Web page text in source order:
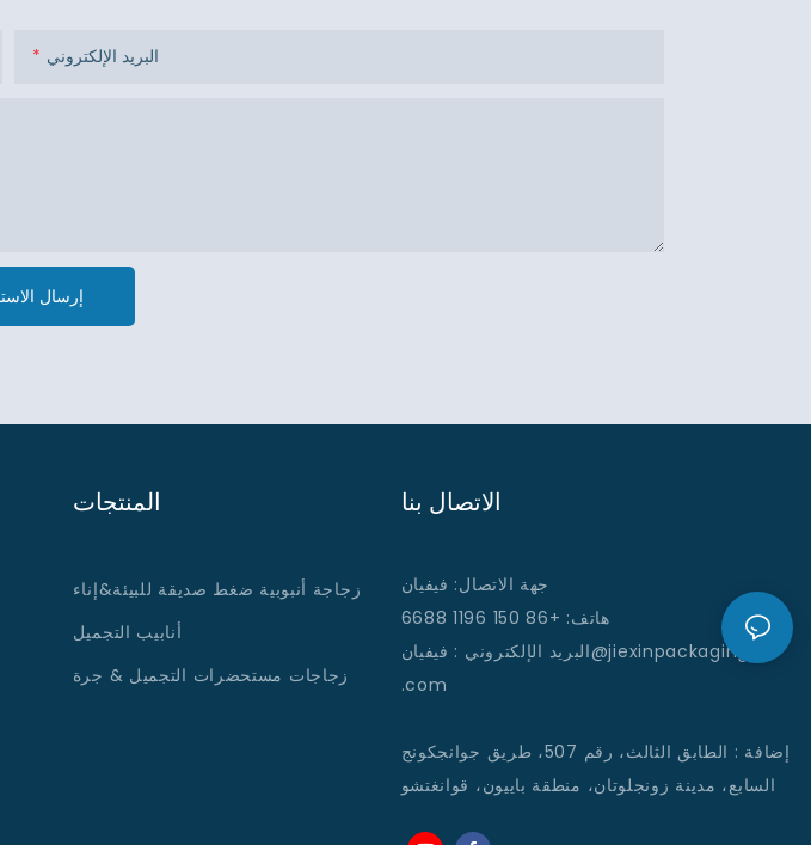
البريد الإلكتروني
إرسال
المنتجات
زجاجة أنبوبية ضغط صديقة للبيئة&إناء
أنابيب التجميل
زجاجات مستحضرات التجميل & جرة
الاتصال بنا
جهة الاتصال: فيفيان
هاتف: +86 150 1196 6688
البريد الإلكتروني: فيفيان@jiexinpackaging
.com
إضافة :
الطابق الثالث، رقم 507، طريق جوانجكونج
السابع، مدينة زونجلوتان، منطقة باييون، قوانغتشو